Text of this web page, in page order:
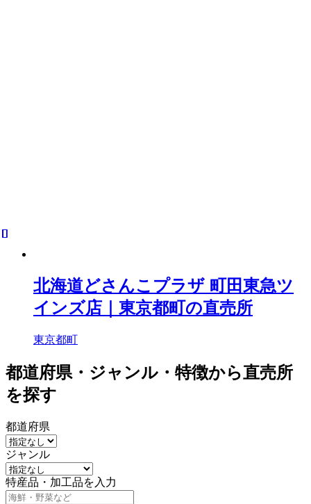
北海道どさんこプラザ 町田東急ツ
インズ店｜東京都町の直売所
東京都町
都道府県・ジャンル・特徴から直売所
を探す
都道府県
ジャンル
特産品・加工品を入力